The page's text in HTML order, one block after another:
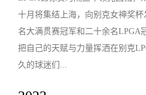
十月将集结上海，向别克女神奖杯
名大满贯赛冠军和二十余名LPGA
把自己的天赋与力量挥洒在别克
久的球迷们...